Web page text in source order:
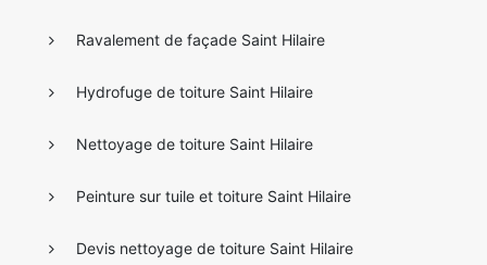
Ravalement de façade Saint Hilaire
Hydrofuge de toiture Saint Hilaire
Nettoyage de toiture Saint Hilaire
Peinture sur tuile et toiture Saint Hilaire
Devis nettoyage de toiture Saint Hilaire